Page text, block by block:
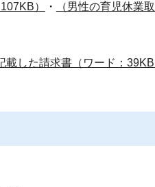
）
・
（男性の育児休業
載した請求書（ワード：